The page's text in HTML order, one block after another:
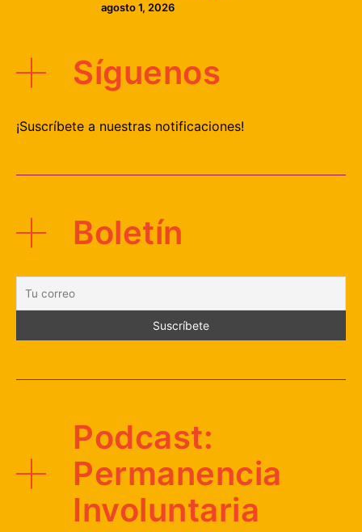
agosto 1, 2026
Síguenos
¡Suscríbete a nuestras notificaciones!
Boletín
Podcast:
Permanencia
Involuntaria